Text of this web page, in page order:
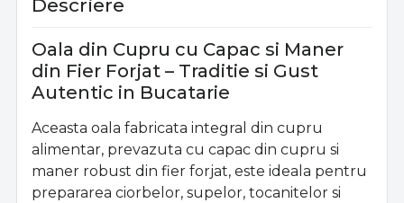
Descriere
Oala din Cupru cu Capac si Maner
din Fier Forjat – Traditie si Gust
Autentic in Bucatarie
Aceasta oala fabricata integral din cupru
alimentar, prevazuta cu capac din cupru si
maner robust din fier forjat, este ideala pentru
prepararea ciorbelor, supelor, tocanitelor si